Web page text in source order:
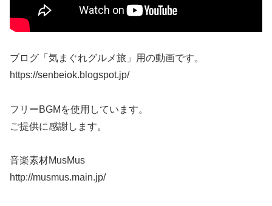
ブログ「気まぐれグルメ旅」用の動画です。
https://senbeiok.blogspot.jp/
フリーBGMを使用しています。
ご提供に感謝します。
音楽素材MusMus
http://musmus.main.jp/